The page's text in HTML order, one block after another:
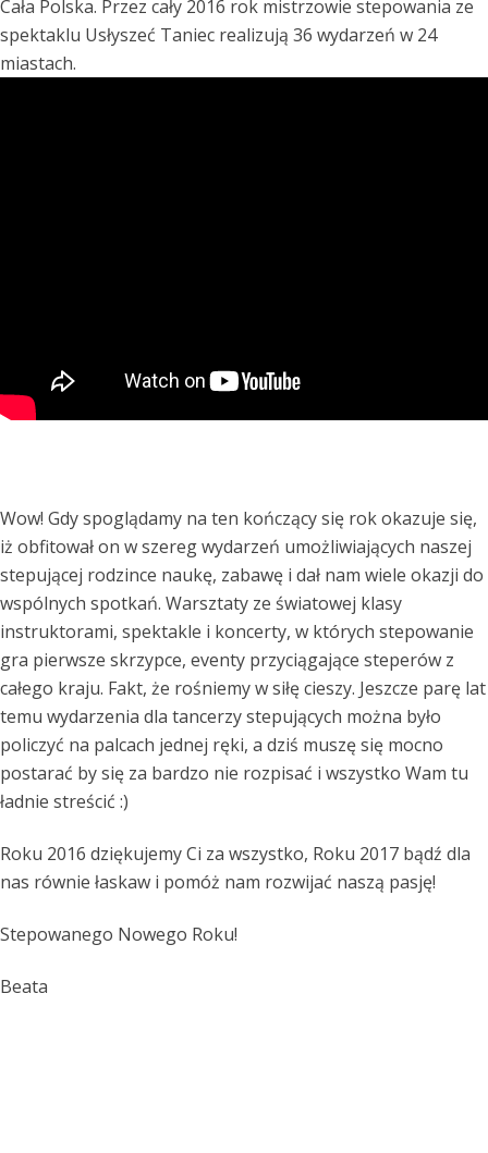
Cała Polska. Przez cały 2016 rok mistrzowie stepowania ze
spektaklu Usłyszeć Taniec realizują 36 wydarzeń w 24
miastach.
Wow! Gdy spoglądamy na ten kończący się rok okazuje się,
iż obfitował on w szereg wydarzeń umożliwiających naszej
stepującej rodzince naukę, zabawę i dał nam wiele okazji do
wspólnych spotkań. Warsztaty ze światowej klasy
instruktorami, spektakle i koncerty, w których stepowanie
gra pierwsze skrzypce, eventy przyciągające steperów z
całego kraju. Fakt, że rośniemy w siłę cieszy. Jeszcze parę lat
temu wydarzenia dla tancerzy stepujących można było
policzyć na palcach jednej ręki, a dziś muszę się mocno
postarać by się za bardzo nie rozpisać i wszystko Wam tu
ładnie streścić :)
Roku 2016 dziękujemy Ci za wszystko, Roku 2017 bądź dla
nas równie łaskaw i pomóż nam rozwijać naszą pasję!
Stepowanego Nowego Roku!
Beata